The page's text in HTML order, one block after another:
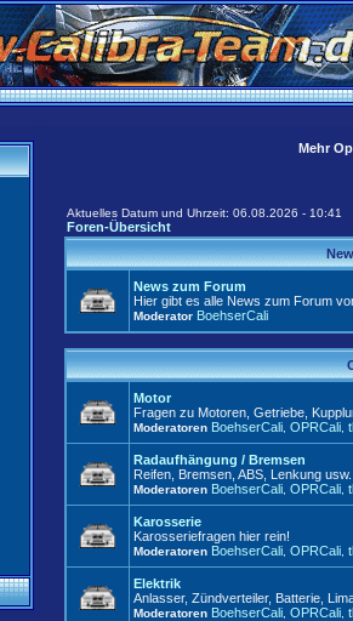
Mehr
Aktuelles Datum und Uhrzeit: 06.08.2026 - 10:41
Foren-Übersicht
News zum Forum
Hier gibt es alle News zum Forum
Moderator BoehserCali
Motor
Fragen zu Motoren, Getriebe,
Moderatoren BoehserCali OPRCali
Radaufhängung / Bremsen
Reifen, Bremsen, ABS, Lenkung
Moderatoren BoehserCali OPRCali
Karosserie
Karosseriefragen hier rein!
Moderatoren BoehserCali OPRCali
Elektrik
Anlasser, Zündverteiler, Batterie,
Moderatoren BoehserCali OPRCali